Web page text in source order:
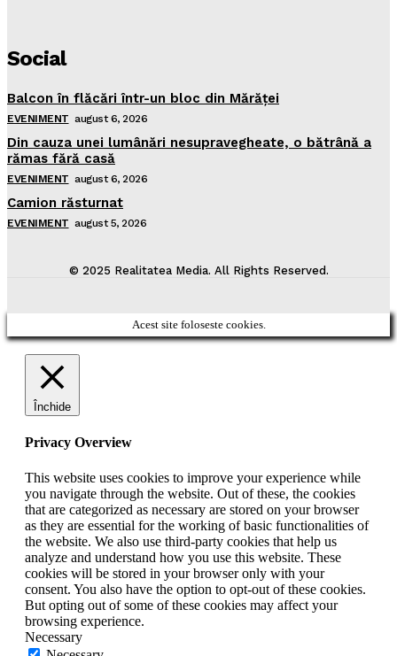
Social
Balcon în flăcări într-un bloc din Mărăţei
EVENIMENT august 6, 2026
Din cauza unei lumânări nesupravegheate, o bătrână a
rămas fără casă
EVENIMENT august 6, 2026
Camion răsturnat
EVENIMENT august 5, 2026
© 2025 Realitatea Media. All Rights Reserved.
Acest site foloseste cookies.
Închide
Privacy Overview
This website uses cookies to improve your experience while
you navigate through the website. Out of these, the cookies
that are categorized as necessary are stored on your browser
as they are essential for the working of basic functionalities of
the website. We also use third-party cookies that help us
analyze and understand how you use this website. These
cookies will be stored in your browser only with your
consent. You also have the option to opt-out of these cookies.
But opting out of some of these cookies may affect your
browsing experience.
Necessary